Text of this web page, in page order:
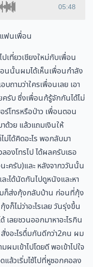
05:48
แฟนเพื่อน
เที่ยวเชียงใหม่กับเพื่อน
นนั้นผมได้เห็นเพื่อนกำลัง
ถามว่าใครเพื่อนเลย เอา
ครับ ซึ่งเพื่อนก้รู้จักกันได้ไม่
ร์โทรหรือป่าว เพื่อนตอน
ด้วย แล้วแถมเงินให้
ม่ได้คิดอะไร พอกลับมา
องโทรไป ได้ผลครับเธอ
ะครับ)และ หลังจากววันนั้น
ะได้นัดกันไปดูหนังและหา
ก็ส่งกุ้งกลับบ้าน ก่อนที่กุ้ง
ก็ไม่ว่าอะไรเลย วันรุ่งขึ้น
เลยชวนออกมาหาอะไรกิน
งอะไรดื่มกันดีกว่า2คน ผม
มเข้าไปโดยดี พอเข้าไปใจ
แล้วเริ่มไซ้ไปที่หูซอกคอลง